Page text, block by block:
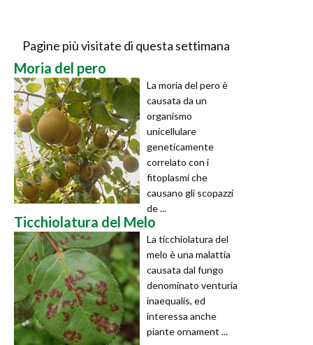
Pagine più visitate di questa settimana
Moria del pero
La moria del pero è
causata da un
organismo
unicellulare
geneticamente
correlato con i
fitoplasmi che
causano gli scopazzi
de ...
Ticchiolatura del Melo
La ticchiolatura del
melo è una malattia
causata dal fungo
denominato venturia
inaequalis, ed
interessa anche
piante ornament ...